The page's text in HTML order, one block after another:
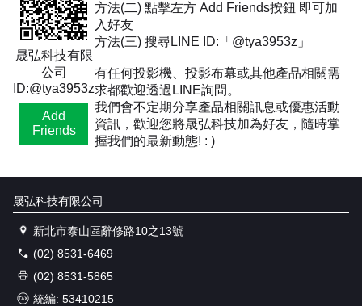
晟弘科技有限
公司
ID:@tya3953z
Add
Friends
方法(二) 點擊左方 Add Friends按鈕 即可加
入好友
方法(三) 搜尋LINE ID:「@tya3953z」
有任何投影機、投影布幕或其他產品相關需
求都歡迎透過LINE詢問。
我們會不定期分享產品相關訊息或優惠活動
資訊，歡迎您將晟弘科技加為好友，隨時掌
握我們的最新動態! : )
晟弘科技有限公司
新北市泰山區辭修路10之13號
(02) 8531-6469
(02) 8531-5865
統編: 53410215